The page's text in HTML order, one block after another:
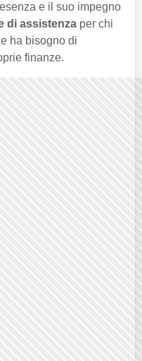
e il suo impegno
di assistenza per chi
ha bisogno di
finanze.